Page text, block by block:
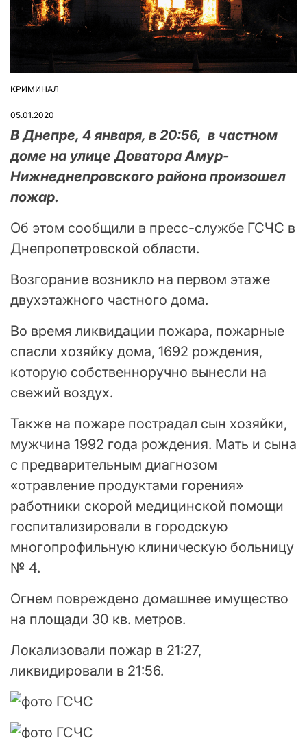
ОПУБЛІКУВАТИ
КРИМИНАЛ
05.01.2020
В Днепре, 4 января, в 20:56, в частном
доме на улице Доватора Амур-
Нижнеднепровского района произошел
пожар.
Об этом сообщили в пресс-службе ГСЧС в
Днепропетровской области.
Возгорание возникло на первом этаже
двухэтажного частного дома.
Во время ликвидации пожара, пожарные
спасли хозяйку дома, 1692 рождения,
которую собственноручно вынесли на
свежий воздух.
Также на пожаре пострадал сын хозяйки,
мужчина 1992 года рождения. Мать и сына
с предварительным диагнозом
«отравление продуктами горения»
работники скорой медицинской помощи
госпитализировали в городскую
многопрофильную клиническую больницу
№ 4.
Огнем повреждено домашнее имущество
на площади 30 кв. метров.
Локализовали пожар в 21:27,
ликвидировали в 21:56.